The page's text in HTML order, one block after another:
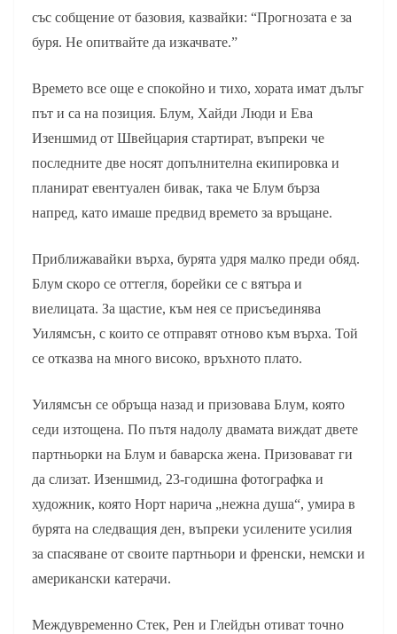
със собщение от базовия, казвайки: “Прогнозата е за
буря. Не опитвайте да изкачвате.”
Времето все още е спокойно и тихо, хората имат дълъг
път и са на позиция. Блум, Хайди Люди и Ева
Изеншмид от Швейцария стартират, въпреки че
последните две носят допълнителна екипировка и
планират евентуален бивак, така че Блум бърза
напред, като имаше предвид времето за връщане.
Приближавайки върха, бурята удря малко преди обяд.
Блум скоро се оттегля, борейки се с вятъра и
виелицата. За щастие, към нея се присъединява
Уилямсън, с които се отправят отново към върха. Той
се отказва на много високо, връхното плато.
Уилямсън се обръща назад и призовава Блум, която
седи изтощена. По пътя надолу двамата виждат двете
партньорки на Блум и баварска жена. Призовават ги
да слизат. Изеншмид, 23-годишна фотографка и
художник, която Норт нарича „нежна душа“, умира в
бурята на следващия ден, въпреки усилените усилия
за спасяване от своите партньори и френски, немски и
американски катерачи.
Междувременно Стек, Рен и Глейдън отиват точно